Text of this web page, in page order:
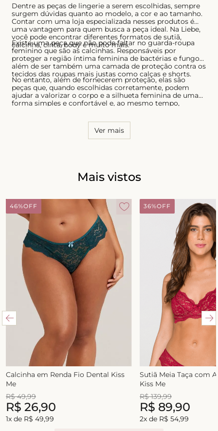
Dentre as peças de lingerie a serem escolhidas, sempre
surgem dúvidas quanto ao modelo, a cor e ao tamanho.
Contar com uma loja especializada nesses produtos é
uma vantagem para quem busca a peça ideal. Na Liebe,
você pode encontrar diferentes formatos de sutiã,
calcinha, cinta, body e muito mais.
Existe uma peça que não pode faltar no guarda-roupa
feminino que são as calcinhas. Responsáveis por
proteger a região íntima feminina de bactérias e fungos,
além de ser também uma camada de proteção contra os
tecidos das roupas mais justas como calças e shorts.
No entanto, além de fornecerem proteção, elas são
peças que, quando escolhidas corretamente, podem
ajudar a valorizar o corpo e a silhueta feminina de uma
forma simples e confortável e, ao mesmo tempo,
caimento, tanto para as calcinhas quanto para os sutiãs.
Ver mais
Mais vistos
46%OFF
Calcinha em Renda Fio Dental Kiss
Me
R$ 49,99
R$ 26,90
1x de R$ 49,99
36%OFF
Sutiã Meia Taça com
Kiss Me
R$ 139,99
R$ 89,90
2x de R$ 54,99